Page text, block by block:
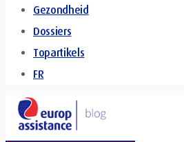
Gezondheid
Dossiers
Topartikels
FR